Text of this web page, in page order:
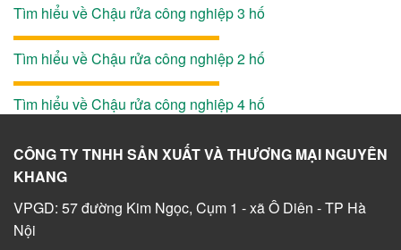
Tìm hiểu về Chậu rửa công nghiệp 3 hố
Tìm hiểu về Chậu rửa công nghiệp 2 hố
Tìm hiểu về Chậu rửa công nghiệp 4 hố
CÔNG TY TNHH SẢN XUẤT VÀ THƯƠNG MẠI NGUYÊN
KHANG
VPGD: 57 đường Kim Ngọc, Cụm 1 - xã Ô Diên - TP Hà
Nội